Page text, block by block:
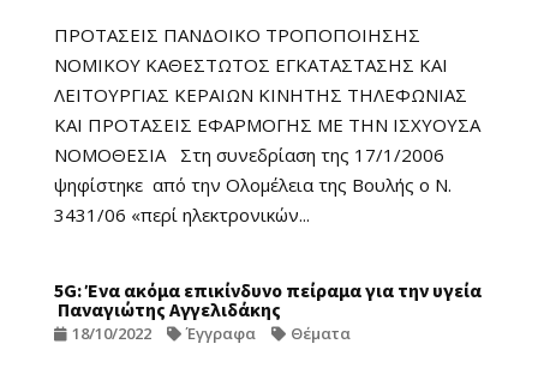
ΠΡΟΤΑΣΕΙΣ ΠΑΝΔΟΙΚΟ ΤΡΟΠΟΠΟΙΗΣΗΣ
ΝΟΜΙΚΟΥ ΚΑΘΕΣΤΩΤΟΣ ΕΓΚΑΤΑΣΤΑΣΗΣ ΚΑΙ
ΛΕΙΤΟΥΡΓΙΑΣ ΚΕΡΑΙΩΝ ΚΙΝΗΤΗΣ ΤΗΛΕΦΩΝΙΑΣ
ΚΑΙ ΠΡΟΤΑΣΕΙΣ ΕΦΑΡΜΟΓΗΣ ΜΕ ΤΗΝ ΙΣΧΥΟΥΣΑ
ΝΟΜΟΘΕΣΙΑ Στη συνεδρίαση της 17/1/2006
ψηφίστηκε από την Ολομέλεια της Βουλής o Ν.
3431/06 «περί ηλεκτρονικών...
5G: Ένα ακόμα επικίνδυνο πείραμα για την υγεία
Παναγιώτης Αγγελιδάκης
18/10/2022 Έγγραφα Θέματα